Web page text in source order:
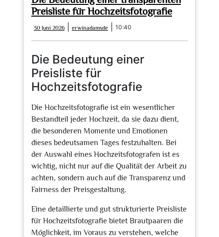
Preisliste für Hochzeitsfotografie
30 Juni 2026
Juni
2026
erwinadamsde erwinadamsde
10:40
Die Bedeutung einer
Preisliste für
Hochzeitsfotografie
Die Hochzeitsfotografie ist ein wesentlicher
Bestandteil jeder Hochzeit, da sie dazu dient,
die besonderen Momente und Emotionen
dieses bedeutsamen Tages festzuhalten. Bei
der Auswahl eines Hochzeitsfotografen ist es
wichtig, nicht nur auf die Qualität der Arbeit zu
achten, sondern auch auf die Transparenz und
Fairness der Preisgestaltung.
Eine detaillierte und gut strukturierte Preisliste
für Hochzeitsfotografie bietet Brautpaaren die
Möglichkeit, im Voraus zu verstehen, welche